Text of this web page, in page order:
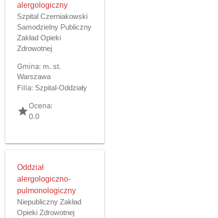
alergologiczny
Szpital Czerniakowski
Samodzielny Publiczny
Zakład Opieki
Zdrowotnej
Gmina: m. st.
Warszawa
Filia: Szpital-Oddziały
gradeOcena:
0.0
Oddział
alergologiczno-
pulmonologiczny
Niepubliczny Zakład
Opieki Zdrowotnej